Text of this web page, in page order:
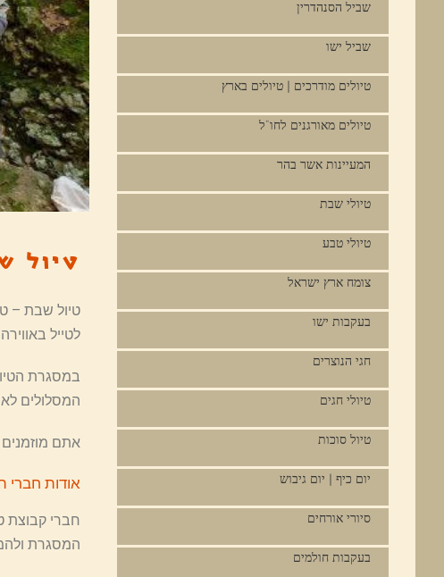
טיול
טיול שבת –
לטייל
במסגרת
המסלולים לא יעלו על
אתם
אודות חברי
חברי קבוצת
המסגרת
שביל הסנהדרין
שביל ישו
טיולים מודרכים | טיולים בארץ
טיולים מאורגנים לחו"ל
המעיינות אשר בהר
טיולי שבת
טיולי טבע
צומח ארץ ישראל
בעקבות ישו
חגי הנוצרים
טיולי חגים
טיול סוכות
יום כיף | יום גיבוש
סיורי אורחים
בעקבות חולמים